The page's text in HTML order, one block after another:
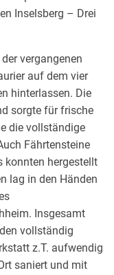
Inselsberg – Drei
vergangenen
auf dem vier
hinterlassen. Die
sorgte für frische
die vollständige
Fährtensteine
konnten hergestellt
lag in den Händen
Insgesamt
vollständig
z.T. aufwendig
saniert und mit